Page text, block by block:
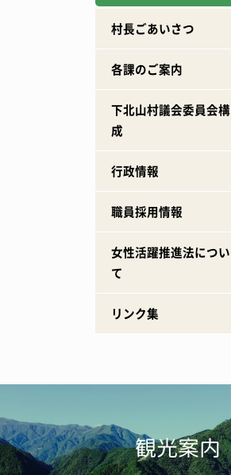
村長ごあいさつ
各課のご案内
下北山村議会委員会構
成
行政情報
職員採用情報
女性活躍推進法につい
て
リンク集
観光案内